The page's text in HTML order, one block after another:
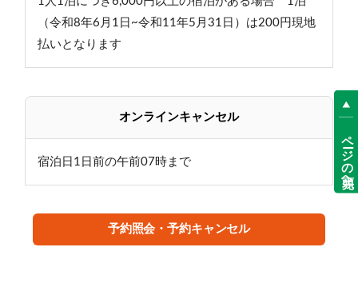
（令和8年6月1日~令和11年5月31日）は200円現地
払いとなります
オンラインキャンセル
宿泊日1日前の午前07時まで
予約照会・予約キャンセル
ページの先頭へ